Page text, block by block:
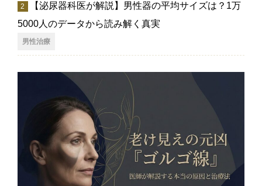
【泌尿器科医が解説】男性器の平均サイズは？1万
5000人のデータから読み解く真実
男性治療